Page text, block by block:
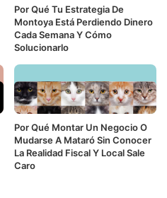
Por Qué Tu Estrategia De
Montoya Está Perdiendo Dinero
Cada Semana Y Cómo
Solucionarlo
Por Qué Montar Un Negocio O
Mudarse A Mataró Sin Conocer
La Realidad Fiscal Y Local Sale
Caro